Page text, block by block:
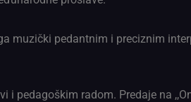
muzički pedantnim i preciznim
i pedagoškim radom. Predaje na